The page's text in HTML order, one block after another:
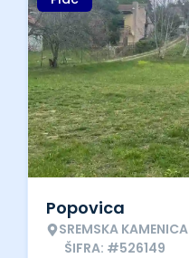
Popovica
SREMSKA KAMENICA
ŠIFRA: #526149